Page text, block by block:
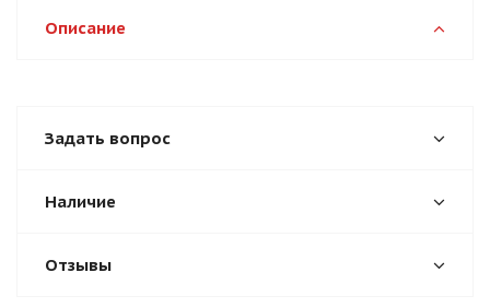
Описание
Задать вопрос
Наличие
Отзывы